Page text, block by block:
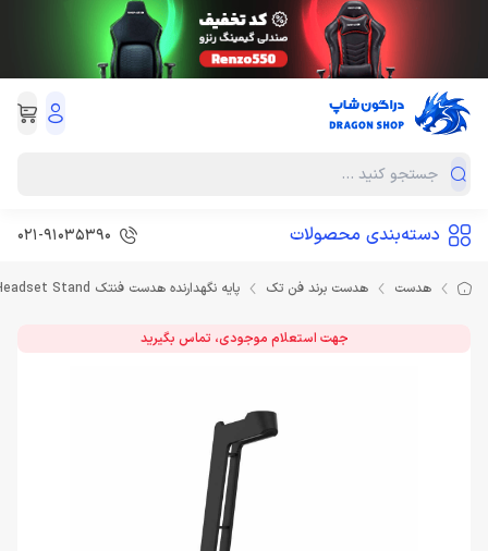
دسته‌بندی محصولات 021-91035390
هدست هدست برند فن تک پایه نگهدارنده هدست فنتک FANTECH TOWER AC3001S RGB Headset Stand
جهت استعلام موجودی، تماس بگیرید